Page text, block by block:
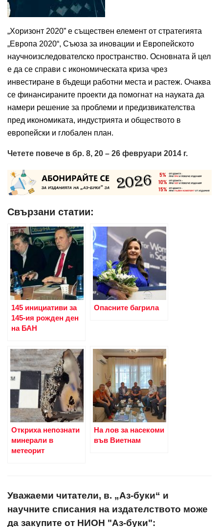
„Хоризонт 2020” е съществен елемент от стратегията
„Европа 2020“, Съюза за иновации и Европейското
научноизследователско пространство. Основната й цел
е да се справи с икономическата криза чрез
инвестиране в бъдещи работни места и растеж. Очаква
се финансираните проекти да помогнат на науката да
намери решение за проблеми и предизвикателства
пред икономиката, индустрията и обществото в
европейски и глобален план.
Четете повече в бр. 8, 20 – 26 февруари 2014 г.
Свързани статии:
145 инициативи за
145-ия рожден ден
на БАН
Опасните багрила
Откриха непознати
минерали в
метеорит
На лов за насекоми
във Виетнам
Уважаеми читатели, в. „Аз-буки“ и
научните списания на издателството може
да закупите от НИОН "Аз-буки":